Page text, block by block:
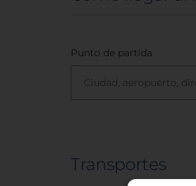
Punto de partida
Transportes